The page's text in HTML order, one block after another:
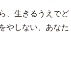
、生きるうえでど
やしない、あなた